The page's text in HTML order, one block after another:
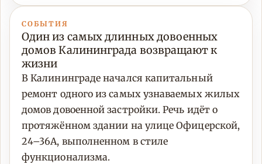
СОБЫТИЯ
Один из самых длинных довоенных
домов Калининграда возвращают к
жизни
В Калининграде начался капитальный
ремонт одного из самых узнаваемых жилых
домов довоенной застройки. Речь идёт о
протяжённом здании на улице Офицерской,
24–36А, выполненном в стиле
функционализма.